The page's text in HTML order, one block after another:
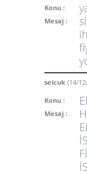
Konu :
Mesaj :
selcuk (14/
Konu :
Mesaj :